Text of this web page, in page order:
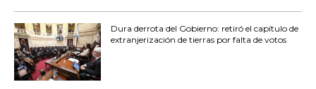
Dura derrota del Gobierno: retiró el capítulo de
extranjerización de tierras por falta de votos